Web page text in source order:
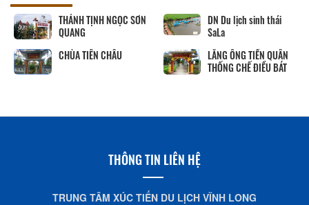
THÁNH TỊNH NGỌC SƠN
QUANG
DN Du lịch sinh thái
SaLa
CHÙA TIÊN CHÂU
LĂNG ÔNG TIỀN QUÂN
THỐNG CHẾ ĐIỀU BÁT
THÔNG TIN LIÊN HỆ
TRUNG TÂM XÚC TIẾN DU LỊCH VĨNH LONG